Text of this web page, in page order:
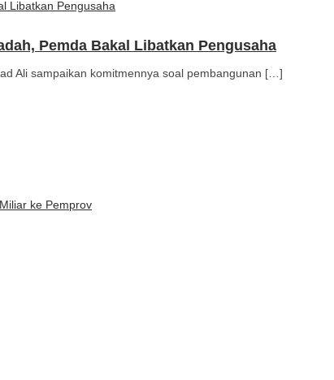
Pemda Bakal Libatkan Pengusaha
Ali sampaikan komitmennya soal pembangunan […]